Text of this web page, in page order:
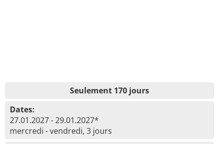
Seulement 170 jours
Dates:
27.01.2027 - 29.01.2027*
mercredi - vendredi, 3 jours